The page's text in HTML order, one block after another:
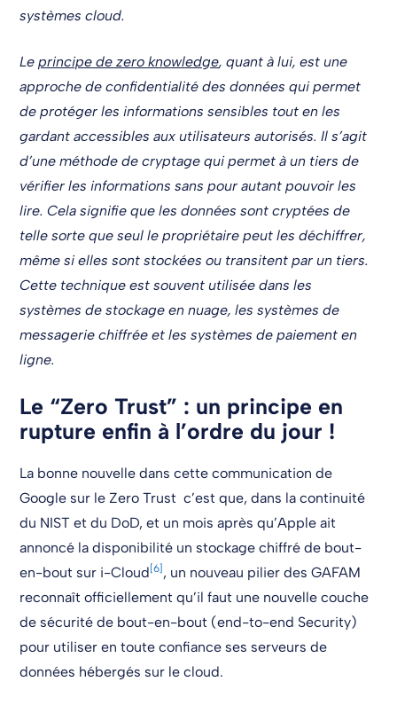
systèmes cloud.
Leprincipe de zero knowledge, quant à lui, est une
approche de confidentialité des données qui permet
de protéger les informations sensibles tout en les
gardant accessibles aux utilisateurs autorisés. Il s’agit
d’une méthode de cryptage qui permet à un tiers de
vérifier les informations sans pour autant pouvoir les
lire. Cela signifie que les données sont cryptées de
telle sorte que seul le propriétaire peut les déchiffrer,
même si elles sont stockées ou transitent par un tiers.
Cette technique est souvent utilisée dans les
systèmes de stockage en nuage, les systèmes de
messagerie chiffrée et les systèmes de paiement en
ligne.
Le “Zero Trust” : un principe en
rupture enfin à l’ordre du jour !
La bonne nouvelle dans cette communication de
Google sur le Zero Trust c’est que, dans la continuité
du NIST et du DoD, et un mois après qu’Apple ait
annoncé la disponibilité un stockage chiffré de bout-
en-bout sur i-Cloud [6] , un nouveau pilier des GAFAM
reconnaît officiellement qu’il faut une nouvelle couche
de sécurité de bout-en-bout (end-to-end Security)
pour utiliser en toute confiance ses serveurs de
données hébergés sur le cloud.